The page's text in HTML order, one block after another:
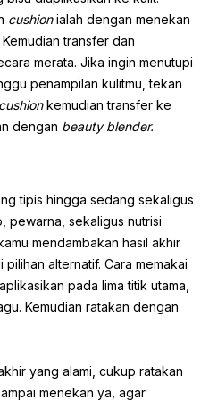
cushionialah dengan menekan
Kemudian transfer dan
merata. Jika ingin menutupi
penampilan kulitmu, tekan
cushionkemudian transfer ke
dengan beauty blender.
tipis hingga sedang sekaligus
pewarna, sekaligus nutrisi
mendambakan hasil akhir
alternatif. Cara memakai
pada lima titik utama,
Kemudian ratakan dengan
yang alami, cukup ratakan
menekan ya, agar